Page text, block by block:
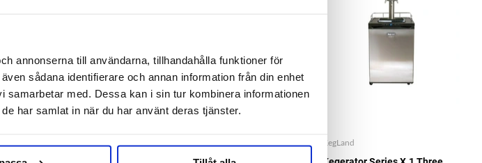
annonserna till användarna, tillhandahålla funktioner för
sådana identifierare och annan information från din enhet
med. Dessa kan i sin tur kombinera informationen
har samlat in när du har använt deras tjänster.
KegLand